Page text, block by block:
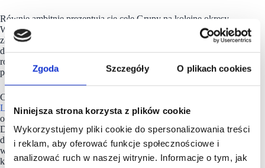
Zgoda Szczegóły O plikach cookies
Niniejsza strona korzysta z plików cookie
Wykorzystujemy pliki cookie do spersonalizowania treści
i reklam, aby oferować funkcje społecznościowe i
analizować ruch w naszej witrynie. Informacje o tym, jak
Równie ambitnie prezentują się cele Grupy na kolejne okresy.
W 2026 r. LPP zakłada przychody na poziomie ok. 28-29 mld
zł oraz 2,6 mld zł nakładów inwestycyjnych, przy utrzymaniu
dotychczasowych poziomów rentowności. Założenia obejmują
również stabilizację marży brutto oraz kosztów w kierunku
poziomów wskazanych na 2025 r.
Cele te wpisują się w długofalowy plan rozwoju Grupy
LPP, ukierunkowany na wzmacnianie skali działalności
oraz stabilności finansowej w perspektywie kolejnych lat.
Do końca 2027 r. spółka zamierza zwiększyć przychody
do poziomu ok. 33-34 mld zł, przy utrzymaniu marży brutto
w przedziale 53,5-54% oraz zachowaniu dalszej dyscypliny
kosztowej. Plany te oznaczają, że ok. 20 proc. roczny wzrost